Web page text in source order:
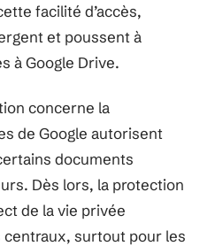
facilité d’accès,
et poussent à
à Google Drive.
concerne la
de Google autorisent
documents
Dès lors, la protection
de la vie privée
surtout pour les